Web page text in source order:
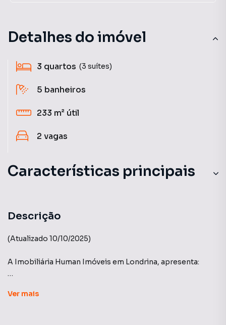
Detalhes do imóvel
3 quartos (3 suítes)
5 banheiros
233 m² útil
2 vagas
Características principais
Descrição
(Atualizado 10/10/2025)
A Imobiliária Human Imóveis em Londrina, apresenta:
Ver mais